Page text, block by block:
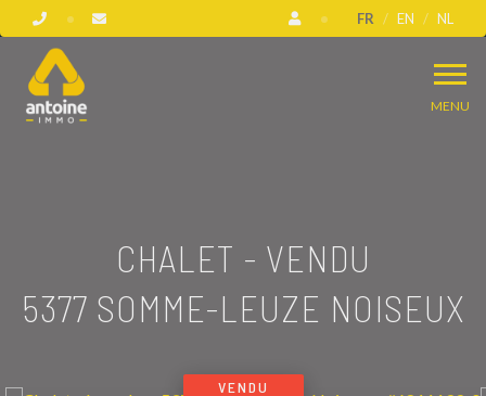
FR EN NL
MENU
CHALET - VENDU
5377 SOMME-LEUZE NOISEUX
VENDU